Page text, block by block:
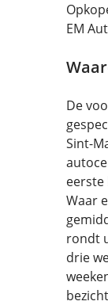
EM
De
Sint-
Waar
rondt
drie